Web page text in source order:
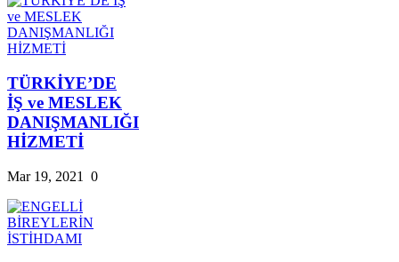
TÜRKİYE’DE
İŞ ve MESLEK
DANIŞMANLIĞI
HİZMETİ
Mar 19, 2021 0